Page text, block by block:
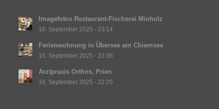
Imagefotos Restaurant-Fischerei Minholz
16. September 2025 - 23:14
Ferienwohnung in Übersee am Chiemsee
16. September 2025 - 22:36
Arztpraxis Orthos, Prien
16. September 2025 - 22:25